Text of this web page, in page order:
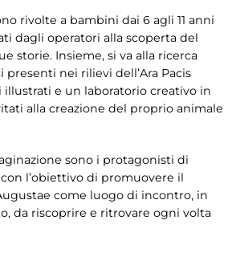
rivolte a bambini dai 6 agli 11 anni
dagli operatori alla scoperta del
storie. Insieme, si va alla ricerca
nei rilievi dell’Ara Pacis
e un laboratorio creativo in
alla creazione del proprio animale
sono i protagonisti di
l’obiettivo di promuovere il
come luogo di incontro, in
da riscoprire e ritrovare ogni volta